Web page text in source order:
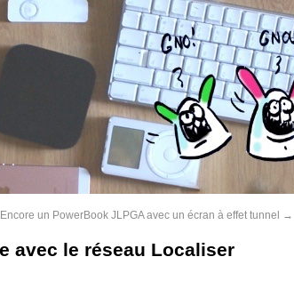
Encore un PowerBook JLPGA avec un écran à effet tunnel →
avec le réseau Localiser